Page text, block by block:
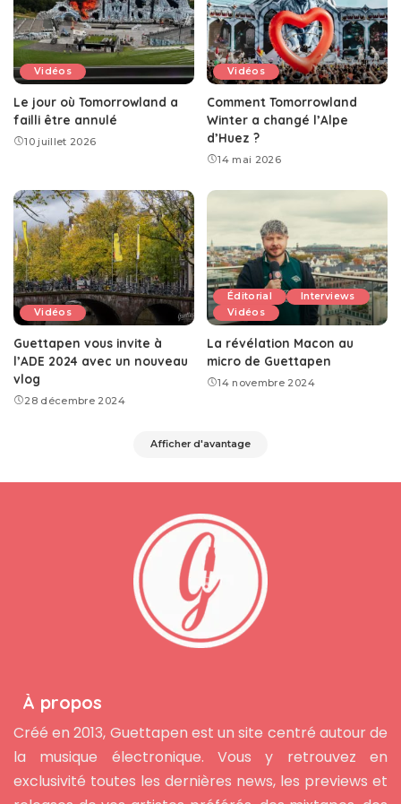
Vidéos
Le jour où Tomorrowland a
failli être annulé
10 juillet 2026
Vidéos
Comment Tomorrowland
Winter a changé l’Alpe
d’Huez ?
14 mai 2026
Vidéos
Guettapen vous invite à
l’ADE 2024 avec un nouveau
vlog
28 décembre 2024
Éditorial
Interviews
Vidéos
La révélation Macon au
micro de Guettapen
14 novembre 2024
Afficher d'avantage
À propos
Créé en 2013, Guettapen est un site centré autour de
la musique électronique. Vous y retrouvez en
exclusivité toutes les dernières news, les previews et